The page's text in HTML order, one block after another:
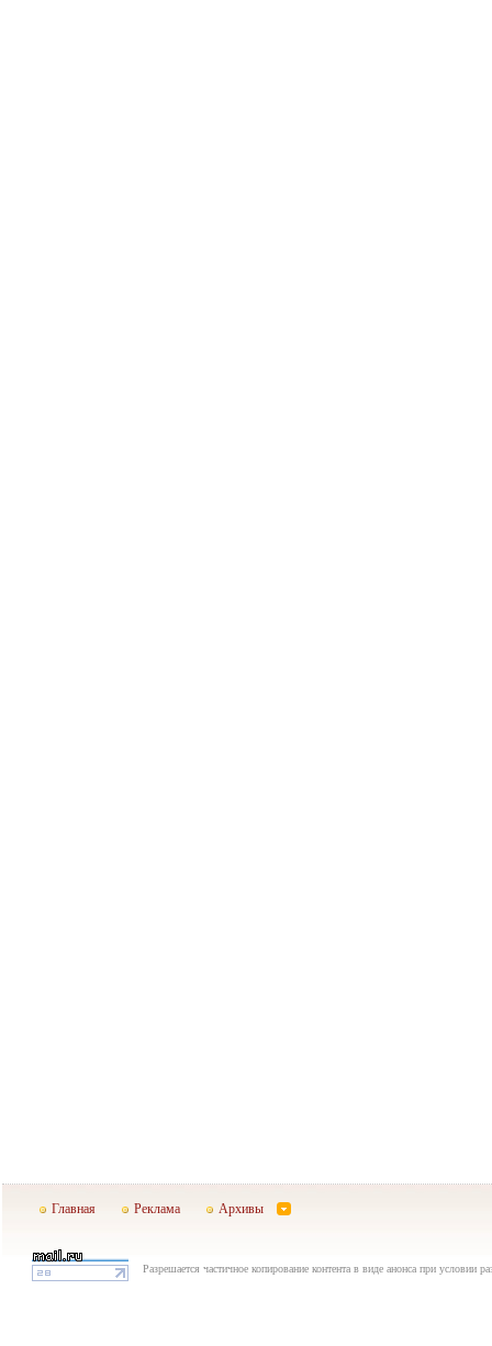
Главная Реклама Архивы
Разрешается частичное копирование контента в виде анонса при условии